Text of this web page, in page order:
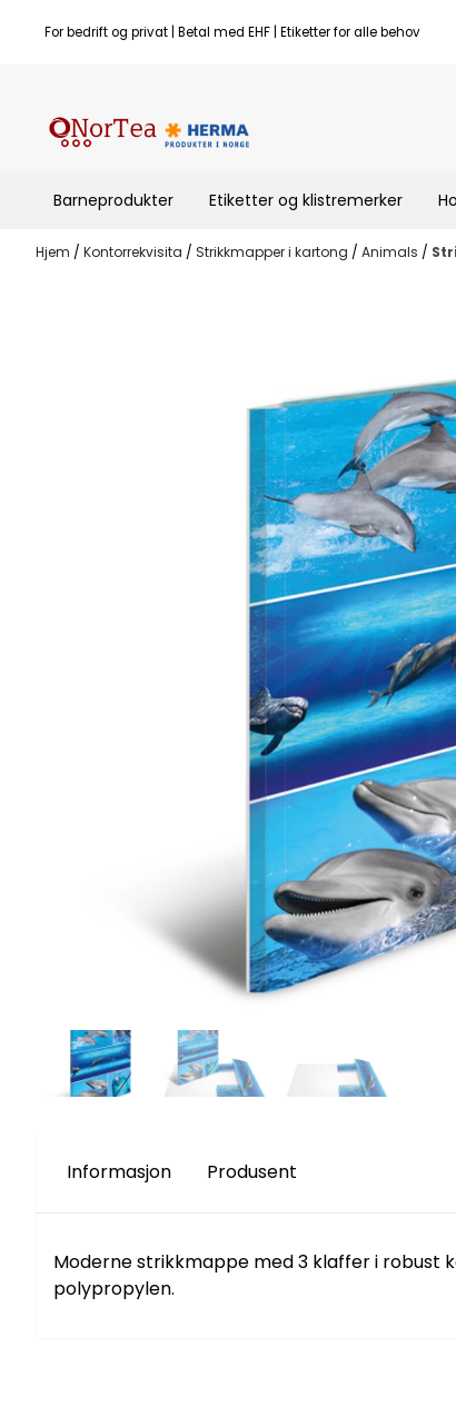
Hopp til innhold
For bedrift og privat | Betal med EHF | Etiketter for alle behov
Barneprodukter Etiketter og klistremerker
Hjem / Kontorrekvisita / Strikkmapper i kartong / Animals /
Informasjon Produsent
Moderne strikkmappe med 3 klaffer i robust
polypropylen.